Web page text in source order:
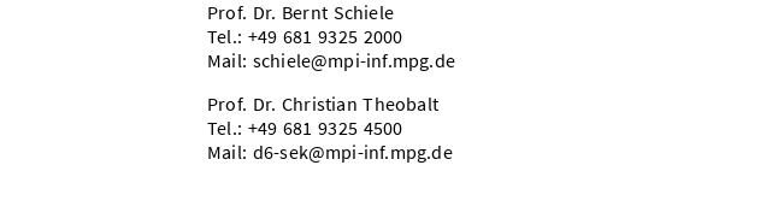
Prof. Dr. Bernt Schiele
Tel.: +49 681 9325 2000
Mail: schiele@mpi-inf.mpg.de
Prof. Dr. Christian Theobalt
Tel.: +49 681 9325 4500
Mail: d6-sek@mpi-inf.mpg.de